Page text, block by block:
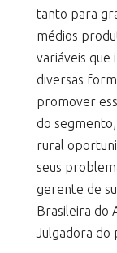
tanto para
médios
variáveis que
diversas
promover
do
rural
seus
gerente de
Brasileira do
Julgadora do